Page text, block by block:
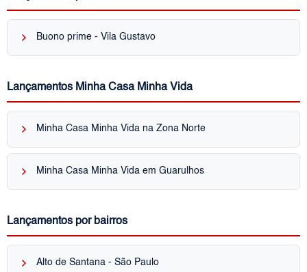
keyboard_arrow_right Buono prime - Vila Gustavo
Lançamentos Minha Casa Minha Vida
keyboard_arrow_right Minha Casa Minha Vida na Zona Norte
keyboard_arrow_right Minha Casa Minha Vida em Guarulhos
Lançamentos por bairros
keyboard_arrow_right Alto de Santana - São Paulo